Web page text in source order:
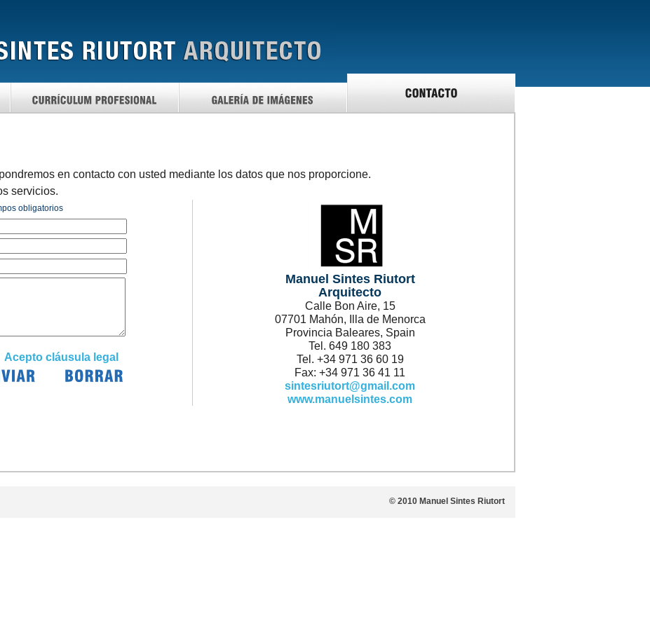
en contacto con usted mediante los datos que nos proporcione.
servicios.
obligatorios
Manuel Sintes Riutort
Arquitecto
Calle Bon Aire, 15
07701 Mahón, Illa de Menorca
Provincia Baleares, Spain
Tel. 649 180 383
Tel. +34 971 36 60 19
Fax: +34 971 36 41 11
sintesriutort@gmail.com
www.manuelsintes.com
Acepto cláusula legal
© 2010 Manuel Sintes Riutort